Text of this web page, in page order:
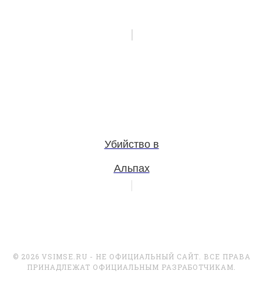
Убийство в
Альпах
© 2026 VSIMSE.RU - НЕ ОФИЦИАЛЬНЫЙ САЙТ. ВСЕ ПРАВА
ПРИНАДЛЕЖАТ ОФИЦИАЛЬНЫМ РАЗРАБОТЧИКАМ.